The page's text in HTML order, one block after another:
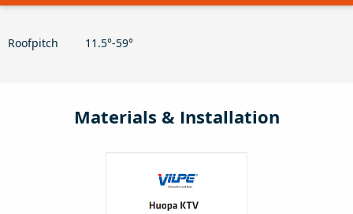
Roofpitch 11.5°-59°
Materials & Installation